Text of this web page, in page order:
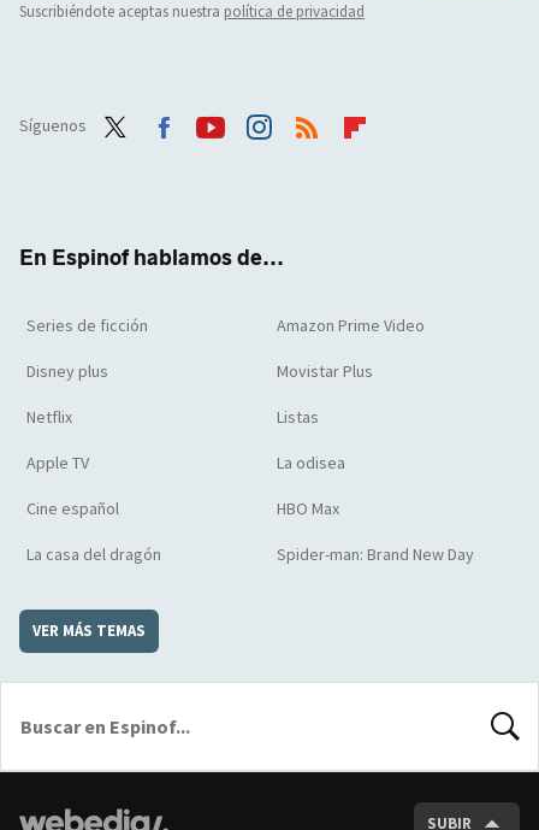
Suscribiéndote aceptas nuestra política de privacidad
Síguenos
En Espinof hablamos de...
Series de ficción Amazon Prime Video
Disney plus Movistar Plus
Netflix Listas
Apple TV La odisea
Cine español HBO Max
La casa del dragón Spider-man: Brand New Day
VER MÁS TEMAS
SUBIR